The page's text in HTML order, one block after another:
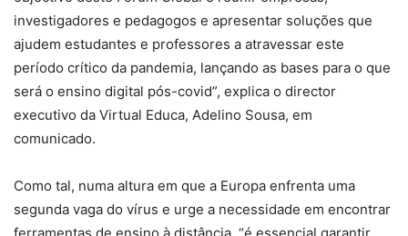
investigadores e pedagogos e apresentar soluções que
ajudem estudantes e professores a atravessar este
período crítico da pandemia, lançando as bases para o que
será o ensino digital pós-covid”, explica o director
executivo da Virtual Educa,​ Adelino Sousa, em
comunicado.
Como tal, numa altura em que a Europa enfrenta uma
segunda vaga do vírus e urge a necessidade em encontrar